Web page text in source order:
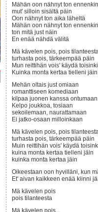
Mähän oon nähnyt ton ennenkin
mut' silloin sisältä päin
Oon nähnyt ton aika läheltä
Mähän oon nähnyt ton ennenkin
ton mitä just näin
En enää nähdä välitä
Mä kävelen pois, pois
turhasta pois, tärkeempää päin
Mun reittihän vois' käydä
Kuinka monta kertaa tielleni jäin
Mehän oltais just omiaan
romanttiseen komediaan
kilpaa juonen kanssa ontumaan
Kelpo joukkoa, tosiaan
sekoilemaan, naurattamaan
Ei jatko-osaan milloinkaan
Mä kävelen pois, pois
turhasta pois, tärkeempää päin
Muin reittihän vois' käydä
kuina monta kertaa tielleni jäin
kuinka monta kertaa jäin
Oikeestaan oon hyvilläni, kun
Et' aivan kaikkeen enää kiinni
Mä kävelen pois
pois tilanteesta
Mä kävelen pois...